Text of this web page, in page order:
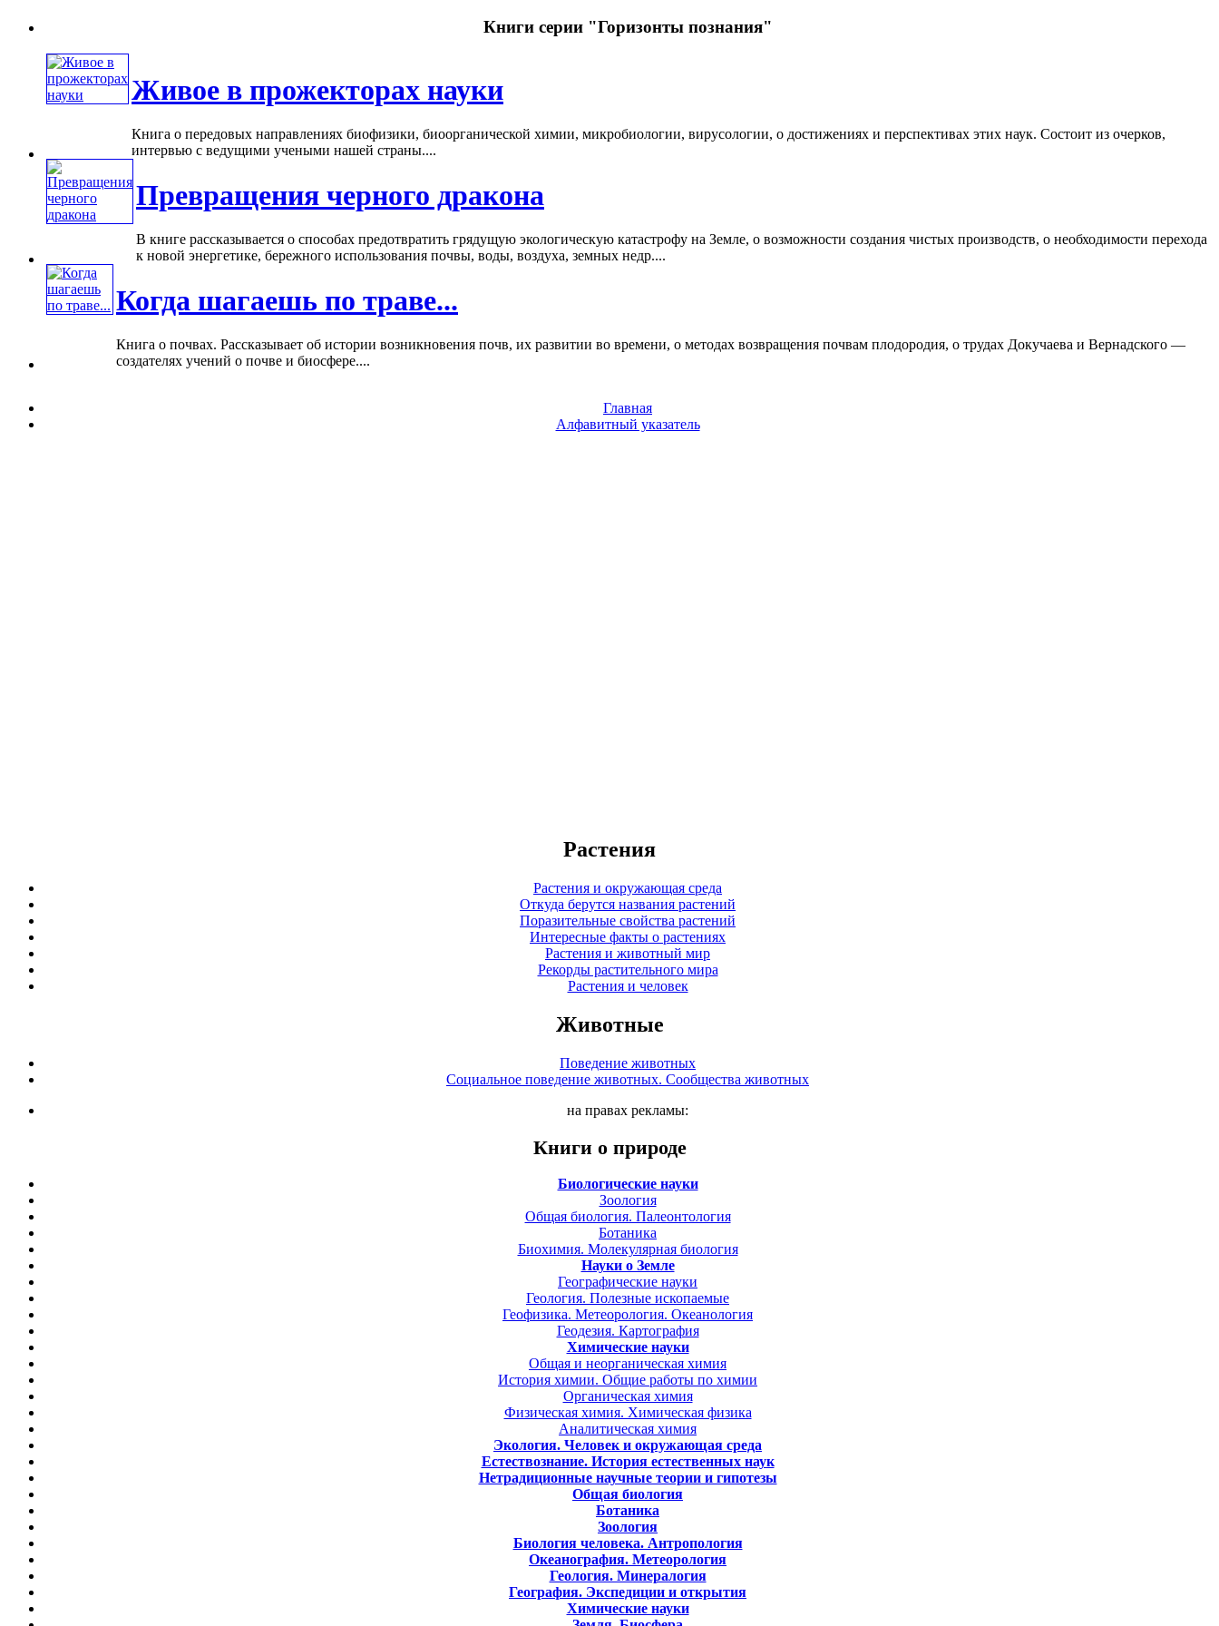
Книги серии "Горизонты познания"
Живое в прожекторах науки
Книга о передовых направлениях биофизики, биоорганической химии, микробиологии, вирусологии, о достижениях и перспективах этих наук. Состоит из очерков,
интервью с ведущими учеными нашей страны....
Превращения черного дракона
В книге рассказывается о способах предотвратить грядущую экологическую катастрофу на Земле, о возможности создания чистых производств, о необходимости перехода
к новой энергетике, бережного использования почвы, воды, воздуха, земных недр....
Когда шагаешь по траве...
Книга о почвах. Рассказывает об истории возникновения почв, их развитии во времени, о методах возвращения почвам плодородия, о трудах Докучаева и Вернадского —
создателях учений о почве и биосфере....
Главная
Алфавитный указатель
Растения
Растения и окружающая среда
Откуда берутся названия растений
Поразительные свойства растений
Интересные факты о растениях
Растения и животный мир
Рекорды растительного мира
Растения и человек
Животные
Поведение животных
Социальное поведение животных. Сообщества животных
на правах рекламы:
Книги о природе
Биологические науки
Зоология
Общая биология. Палеонтология
Ботаника
Биохимия. Молекулярная биология
Науки о Земле
Географические науки
Геология. Полезные ископаемые
Геофизика. Метеорология. Океанология
Геодезия. Картография
Химические науки
Общая и неорганическая химия
История химии. Общие работы по химии
Органическая химия
Физическая химия. Химическая физика
Аналитическая химия
Экология. Человек и окружающая среда
Естествознание. История естественных наук
Нетрадиционные научные теории и гипотезы
Общая биология
Ботаника
Зоология
Биология человека. Антропология
Океанография. Метеорология
Геология. Минералогия
География. Экспедиции и открытия
Химические науки